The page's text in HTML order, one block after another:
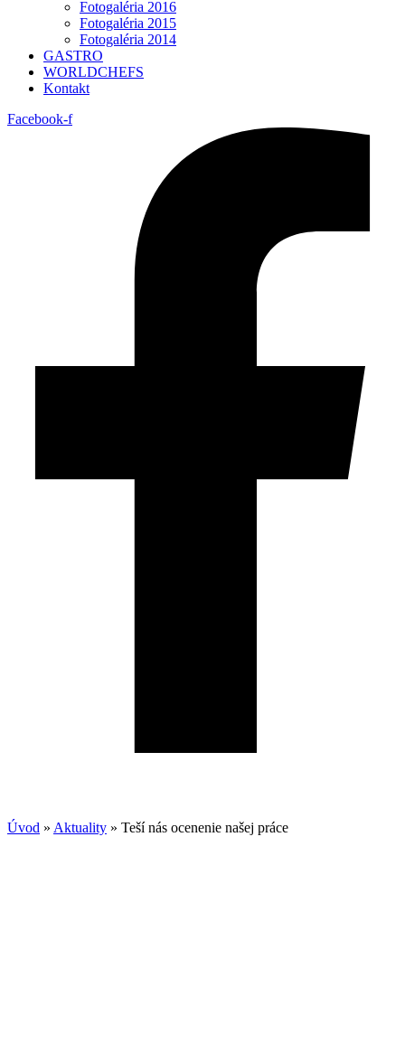
Fotogaléria 2016
Fotogaléria 2015
Fotogaléria 2014
GASTRO
WORLDCHEFS
Kontakt
Facebook-f
Úvod » Aktuality » Teší nás ocenenie našej práce